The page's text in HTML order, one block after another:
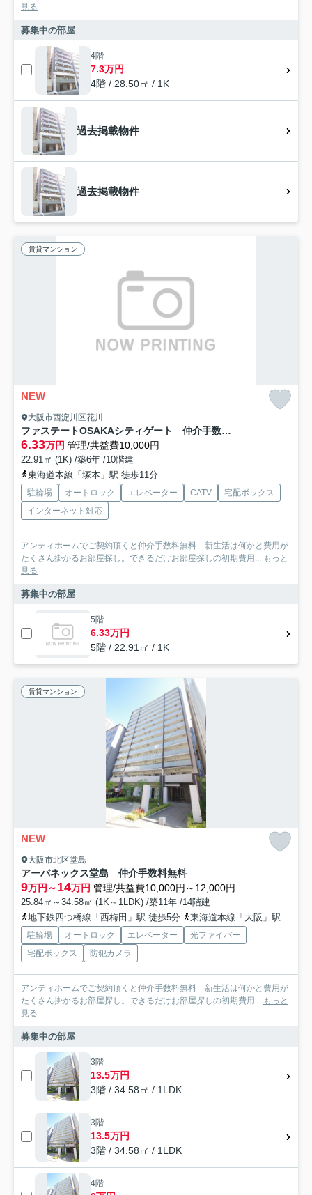
見る
募集中の部屋
4階
7.3万円
4階 / 28.50㎡ / 1K
過去掲載物件
過去掲載物件
賃貸マンション
NEW
大阪市西淀川区花川
ファステートOSAKAシティゲート 仲介手数料無料
6.33万円 管理/共益費10,000円
22.91㎡ (1K) /築6年 /10階建
東海道本線「塚本」駅 徒歩11分
駐輪場 オートロック エレベーター CATV
宅配ボックス
インターネット対応
アンティホームでご契約頂くと仲介手数料無料 新生活は何かと費用が
たくさん掛かるお部屋探し。できるだけお部屋探しの初期費用... もっと
見る
募集中の部屋
5階
6.33万円
5階 / 22.91㎡ / 1K
賃貸マンション
NEW
大阪市北区堂島
アーバネックス堂島 仲介手数料無料
9万円～14万円 管理/共益費10,000円～12,000円
25.84㎡～34.58㎡ (1K～1LDK) /築11年 /14階建
地下鉄四つ橋線「西梅田」駅 徒歩5分
東海道本線「大阪」駅 徒歩8分
駐輪場 オートロック エレベーター
光ファイバー
宅配ボックス
防犯カメラ
アンティホームでご契約頂くと仲介手数料無料 新生活は何かと費用が
たくさん掛かるお部屋探し。できるだけお部屋探しの初期費用... もっと
見る
募集中の部屋
3階
13.5万円
3階 / 34.58㎡ / 1LDK
3階
13.5万円
3階 / 34.58㎡ / 1LDK
4階